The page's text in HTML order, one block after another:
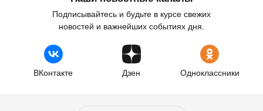
Подписывайтесь и будьте в курсе свежих
новостей и важнейших событиях дня.
ВКонтакте Дзен Одноклассники